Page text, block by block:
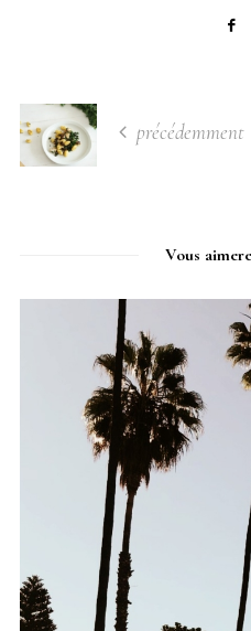
précédemment
Vous